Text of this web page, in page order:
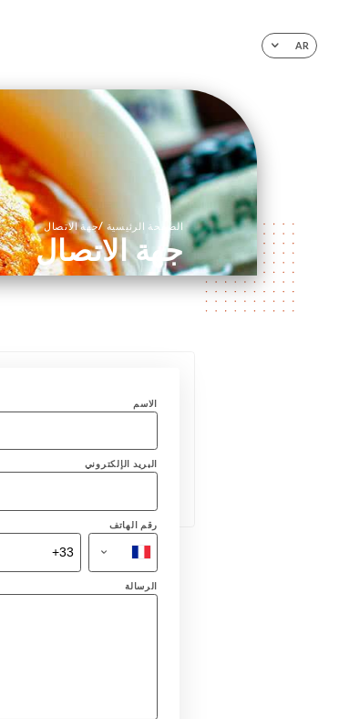
AR
الصفحة الرئيسية/جهة الاتصال
جهة الاتصال
الاسم
البريد الإلكتروني
رقم الهاتف
الرسالة